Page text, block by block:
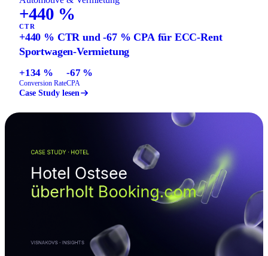
+440 %
CTR
+440 % CTR und -67 % CPA für ECC-Rent
Sportwagen-Vermietung
+134 %
Conversion Rate
-67 %
CPA
Case Study lesen